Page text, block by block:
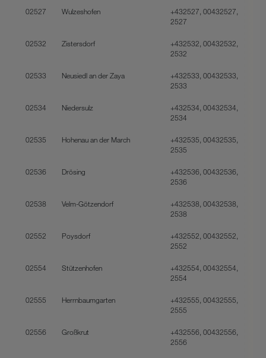
02527 Wulzeshofen
+432527, 00432527,
2527
02532 Zistersdorf
+432532, 00432532,
2532
02533 Neusiedl an der Zaya
+432533, 00432533,
2533
02534 Niedersulz
+432534, 00432534,
2534
02535 Hohenau an der March
+432535, 00432535,
2535
02536 Drösing
+432536, 00432536,
2536
02538 Velm-Götzendorf
+432538, 00432538,
2538
02552 Poysdorf
+432552, 00432552,
2552
02554 Stützenhofen
+432554, 00432554,
2554
02555 Herrnbaumgarten
+432555, 00432555,
2555
02556 Großkrut
+432556, 00432556,
2556